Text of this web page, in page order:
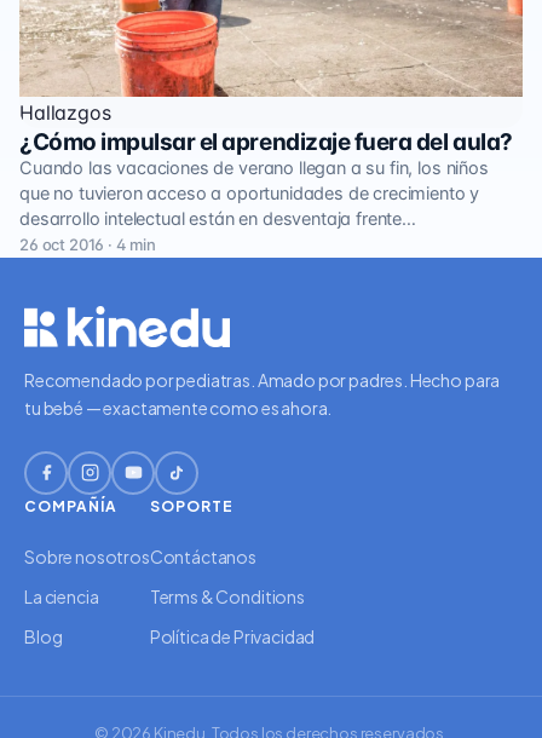
Hallazgos
¿Cómo impulsar el aprendizaje fuera del aula?
Cuando las vacaciones de verano llegan a su fin, los niños
que no tuvieron acceso a oportunidades de crecimiento y
desarrollo intelectual están en desventaja frente…
26 oct 2016 · 4 min
Recomendado por pediatras. Amado por padres. Hecho para
tu bebé — exactamente como es ahora.
COMPAÑÍA
Sobre nosotros
La ciencia
Blog
SOPORTE
Contáctanos
Terms & Conditions
Política de Privacidad
© 2026 Kinedu. Todos los derechos reservados.